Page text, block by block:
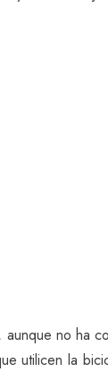
no ha
utilicen la